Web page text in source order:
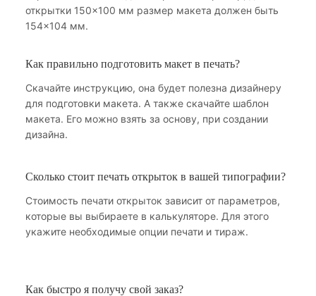
открытки 150×100 мм размер макета должен быть
154×104 мм.
Как правильно подготовить макет в печать?
Скачайте инструкцию, она будет полезна дизайнеру
для подготовки макета. А также скачайте шаблон
макета. Его можно взять за основу, при создании
дизайна.
Сколько стоит печать открыток в вашей типографии?
Стоимость печати открыток зависит от параметров,
которые вы выбираете в калькуляторе. Для этого
укажите необходимые опции печати и тираж.
Как быстро я получу свой заказ?